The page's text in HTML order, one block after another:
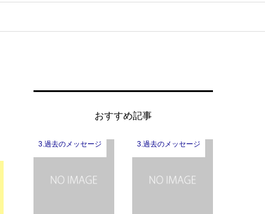
おすすめ記事
3.過去のメッセージ 3.過去のメッセージ